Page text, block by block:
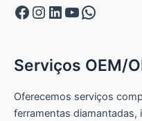
Facebook
Instagram
LinkedIn
YouTube
Serviços OEM/
Oferecemos serviços
ferramentas diamantadas,